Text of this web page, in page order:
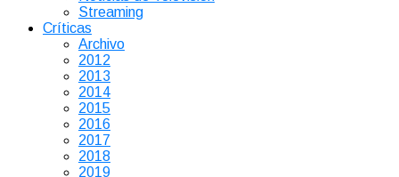
Streaming
Críticas
Archivo
2012
2013
2014
2015
2016
2017
2018
2019